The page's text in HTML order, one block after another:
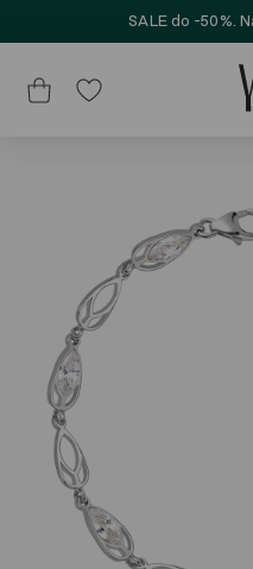
SALE do -50%.